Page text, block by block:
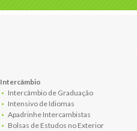
Intercâmbio
Intercâmbio de Graduação
Intensivo de Idiomas
Apadrinhe Intercambistas
Bolsas de Estudos no Exterior